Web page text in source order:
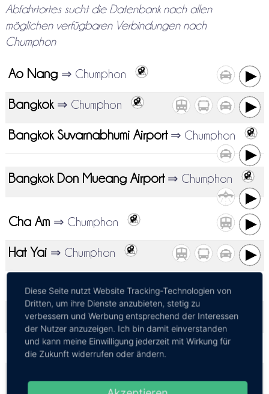
Abfahrtortes sucht die Datenbank nach allen
möglichen verfügbaren Verbindungen nach
Chumphon
Ao Nang ⇒ Chumphon
Bangkok ⇒ Chumphon
Bangkok Suvarnabhumi Airport⇒ Chumphon
Bangkok Don Mueang Airport⇒ Chumphon
Cha Am ⇒ Chumphon
Hat Yai ⇒ Chumphon
Kanchanaburi⇒ Chumphon
Khanom⇒ Chumphon
Diese Seite nutzt Website Tracking-Technologien von
Dritten, um ihre Dienste anzubieten, stetig zu
verbessern und Werbung entsprechend der Interessen
der Nutzer anzuzeigen. Ich bin damit einverstanden
und kann meine Einwilligung jederzeit mit Wirkung für
die Zukunft widerrufen oder ändern.